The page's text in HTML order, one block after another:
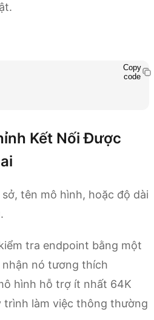
Copy
code
Kết Nối Được
tên mô hình, hoặc độ dài
tra endpoint bằng một
nó tương thích
hình hỗ trợ ít nhất 64K
trình làm việc thông thường